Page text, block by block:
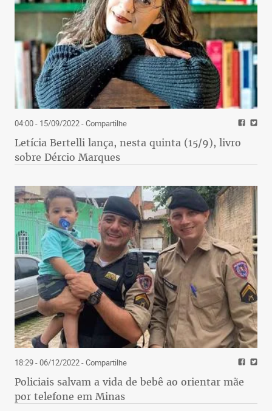
04:00 - 15/09/2022- Compartilhe
Letícia Bertelli lança, nesta quinta (15/9), livro
sobre Dércio Marques
18:29 - 06/12/2022- Compartilhe
Policiais salvam a vida de bebê ao orientar mãe
por telefone em Minas